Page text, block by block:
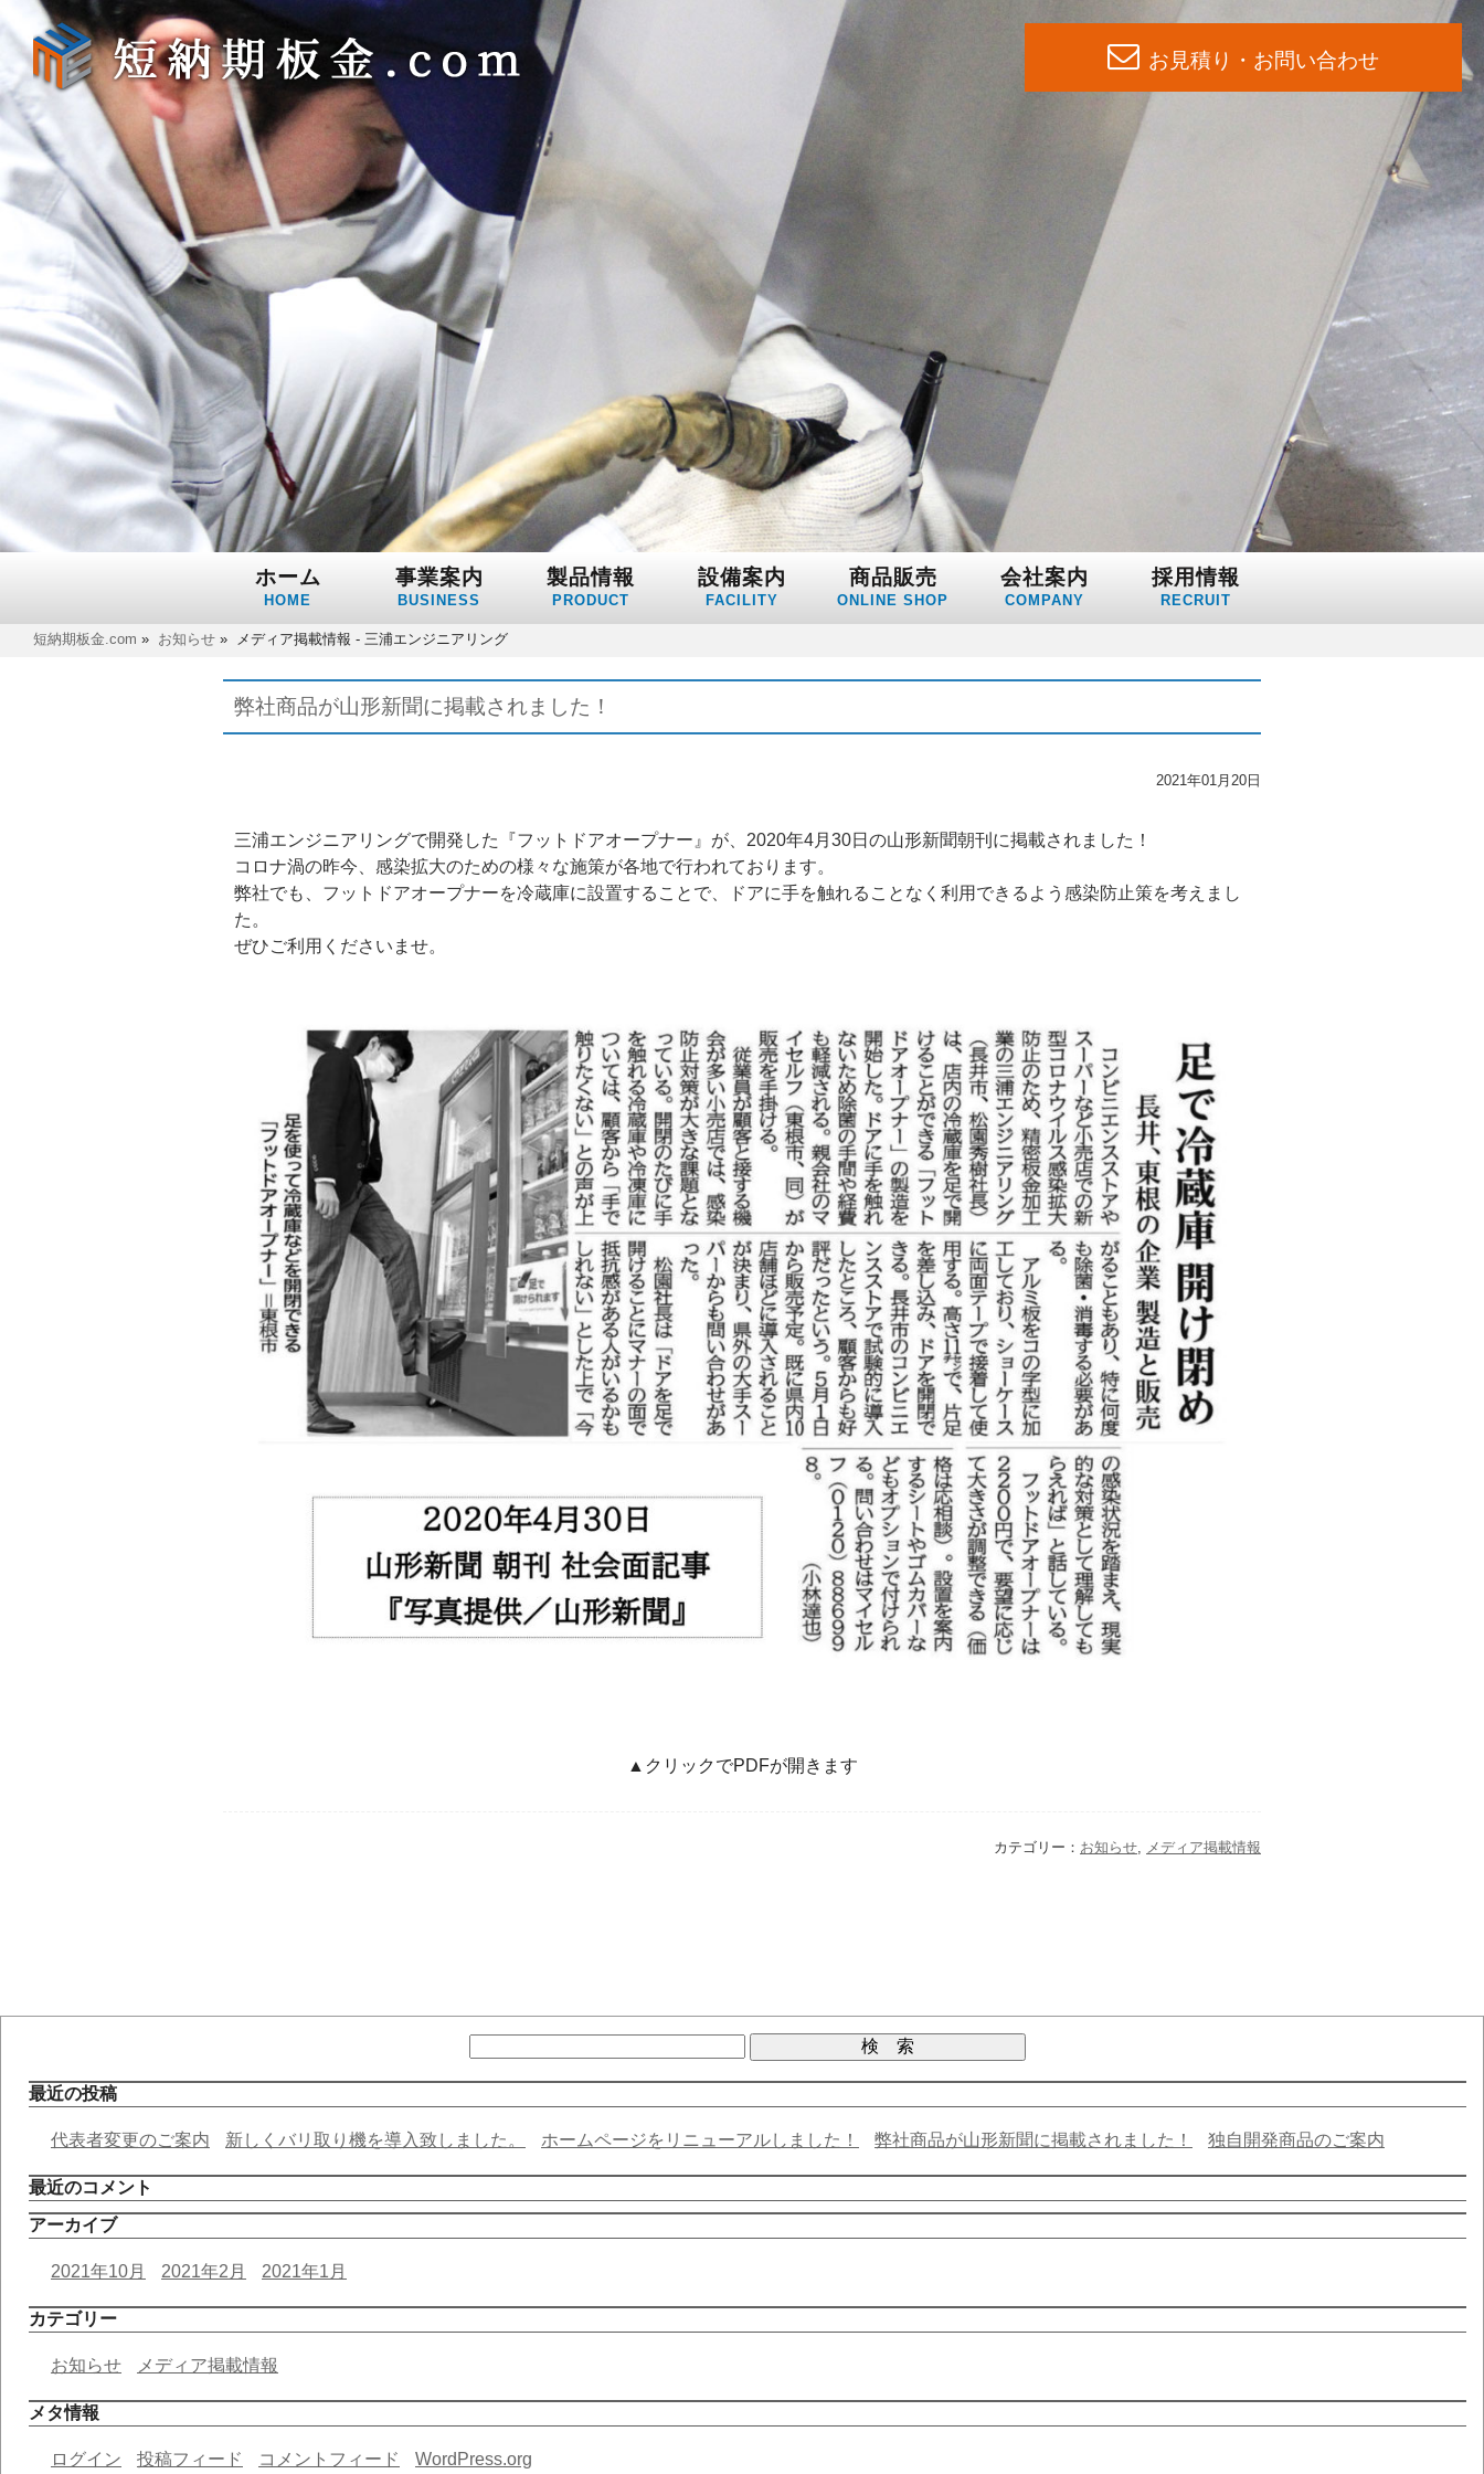
お見積り・お問い合わせ
ホーム
HOME
事業案内
BUSINESS
製品情報
PRODUCT
設備案内
FACILITY
商品販売
ONLINE SHOP
会社案内
COMPANY
採用情報
RECRUIT
短納期板金.com » お知らせ » メディア掲載情報 - 三浦エンジニアリング
弊社商品が山形新聞に掲載されました！
2021年01月20日
三浦エンジニアリングで開発した『フットドアオープナー』が、2020年4月30日の山形新聞朝刊に掲載されました！
コロナ渦の昨今、感染拡大のための様々な施策が各地で行われております。
弊社でも、フットドアオープナーを冷蔵庫に設置することで、ドアに手を触れることなく利用できるよう感染防止策を考えまし
た。
ぜひご利用くださいませ。
▲クリックでPDFが開きます
カテゴリー： お知らせ, メディア掲載情報
最近の投稿
代表者変更のご案内 新しくバリ取り機を導入致しました。 ホームページをリニューアルしました！ 弊社商品が山形新聞に掲載されました！ 独自開発商品のご案内
最近のコメント
アーカイブ
2021年10月 2021年2月 2021年1月
カテゴリー
お知らせ メディア掲載情報
メタ情報
ログイン 投稿フィード コメントフィード WordPress.org